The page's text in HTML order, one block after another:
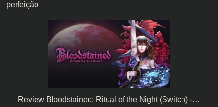
perfeição
Review Bloodstained: Ritual of the Night (Switch) -…